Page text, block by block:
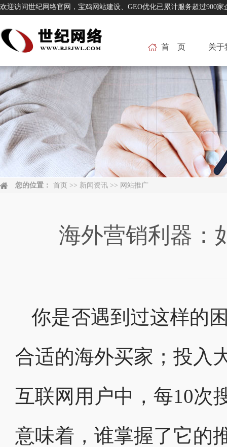
欢迎访问世纪网络官网，宝鸡网站建设、GEO优化已累计服务超
首 页 关于
您的位置： 首页 >> 新闻资讯 >> 网站推广
海外营销利器：
你是否遇到过这样的
合适的海外买家；投入
互联网用户中，每10
意味着，谁掌握了它的